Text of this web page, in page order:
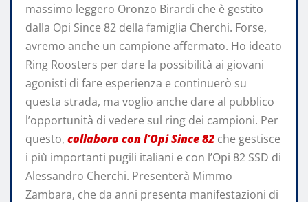
massimo leggero Oronzo Birardi che è gestito
dalla Opi Since 82 della famiglia Cherchi. Forse,
avremo anche un campione affermato. Ho ideato
Ring Roosters per dare la possibilità ai giovani
agonisti di fare esperienza e continuerò su
questa strada, ma voglio anche dare al pubblico
l’opportunità di vedere sul ring dei campioni. Per
questo, collaboro con l’Opi Since 82 che gestisce
i più importanti pugili italiani e con l’Opi 82 SSD di
Alessandro Cherchi. Presenterà Mimmo
Zambara, che da anni presenta manifestazioni di